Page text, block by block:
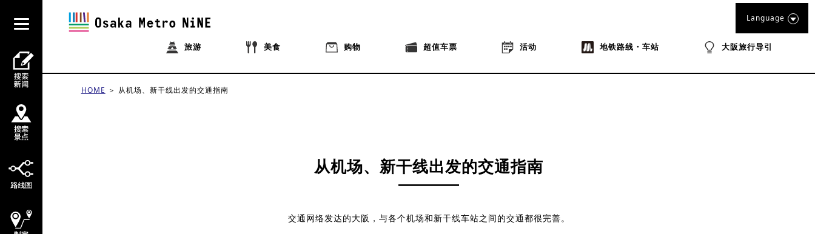
旅游 美食 购物 超值车票 活动 地铁路线・车站 大阪旅行导引
Language
HOME 从机场、新干线出发的交通指南
从机场、新干线出发的交通指南
交通网络发达的大阪，与各个机场和新干线车站之间的交通都很完善。